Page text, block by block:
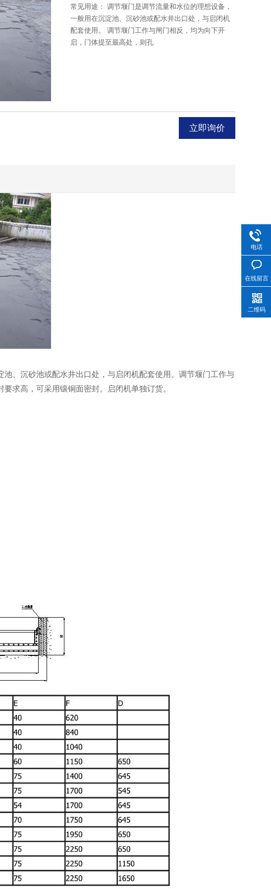
常见用途： 调节堰门是调节流量和水位的理想设备，
一般用在沉淀池、沉砂池或配水井出口处，与启闭机
配套使用。 调节堰门工作与闸门相反，均为向下开
启，门体提至最高处，则孔
立即询价
、沉砂池或配水井出口处，与启闭机配套使用。 调节堰门工作与
求高，可采用镶铜面密封。启闭机单独订货。
电话
在线留言
二维码